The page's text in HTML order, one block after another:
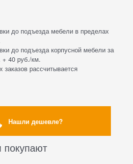
до подъезда мебели в пределах
до подъезда корпусной мебели за
40 руб./км.
заказов рассчитывается
Нашли дешевле?